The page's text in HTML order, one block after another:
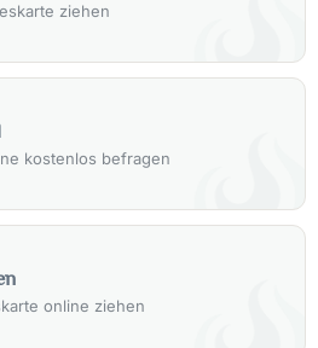
ziehen
kostenlos befragen
online ziehen